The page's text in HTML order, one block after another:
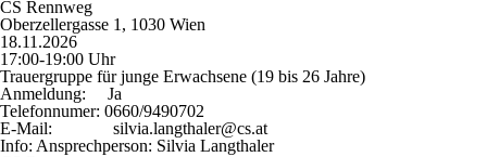
CS Rennweg
Oberzellergasse 1, 1030 Wien
18.11.2026
17:00-19:00 Uhr
Trauergruppe für junge Erwachsene (19 bis 26 Jahre)
Anmeldung: Ja
Telefonnumer: 0660/9490702
E-Mail:
silvia.langthaler@cs.at
Info: Ansprechperson: Silvia Langthaler